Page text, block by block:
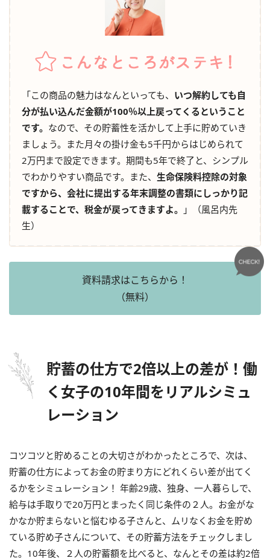
「この商品の魅力はなんといっても、 いつ解約しても自
分が払い込んだ金額が100％以上戻ってくるということ
です。 なので、その貯蓄性を活かして上手に貯めていき
ましょう。また月々の掛け金も5千円からはじめられて
2万円まで設定できます。期間も5年で終了と、シンプル
でわかりやすい商品です。また、 生命保険料控除の対象
ですから、会社に提出する年末調整の書類にしっかり記
載することで、税金が戻ってきますよ。
」（風呂内先
生）
資料請求はこちらから！
（無料）
貯蓄の仕方で2倍以上の差が！働
く女子の10年間をリアルシミュ
レーション
コツコツと貯めることの大切さがわかったところで、次は、
貯蓄の仕方によってお金の貯まり方にどれくらい差が出てく
るかをシミュレーション！ 年齢29歳、独身、一人暮らしで、
給与は手取りで20万円とまったく同じ条件の２人。お金がな
かなか貯まらないと悩むゆる子さんと、ムリなくお金を貯め
ている貯め子さんについて、その貯蓄方法をチェックしまし
た。10年後、２人の貯蓄額を比べると、なんとその差は約2倍